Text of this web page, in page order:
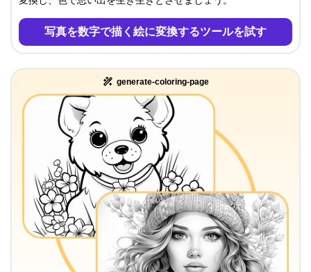
写真を数字で描く絵に変換するツールを試す
generate-coloring-page